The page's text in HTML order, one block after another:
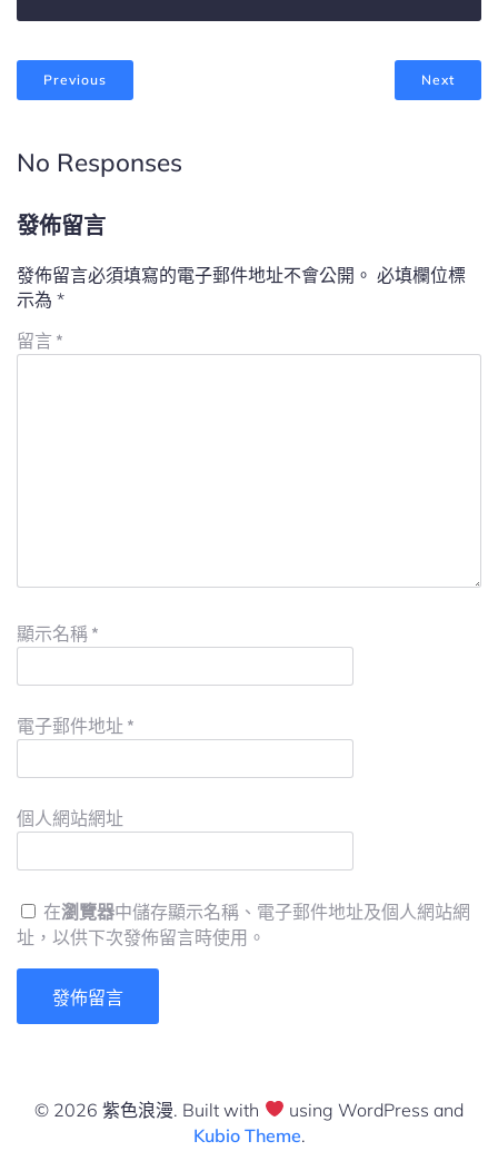
Previous Next
No Responses
發佈留言
發佈留言必須填寫的電子郵件地址不會公開。 必填欄位標
示為 *
留言 *
顯示名稱 *
電子郵件地址 *
個人網站網址
在瀏覽器中儲存顯示名稱、電子郵件地址及個人網站網
址，以供下次發佈留言時使用。
© 2026 紫色浪漫. Built with
using WordPress and
Kubio Theme.